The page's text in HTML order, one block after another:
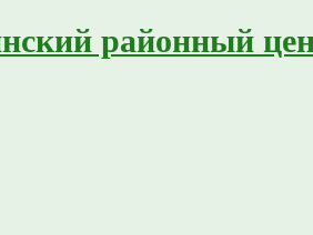
районный